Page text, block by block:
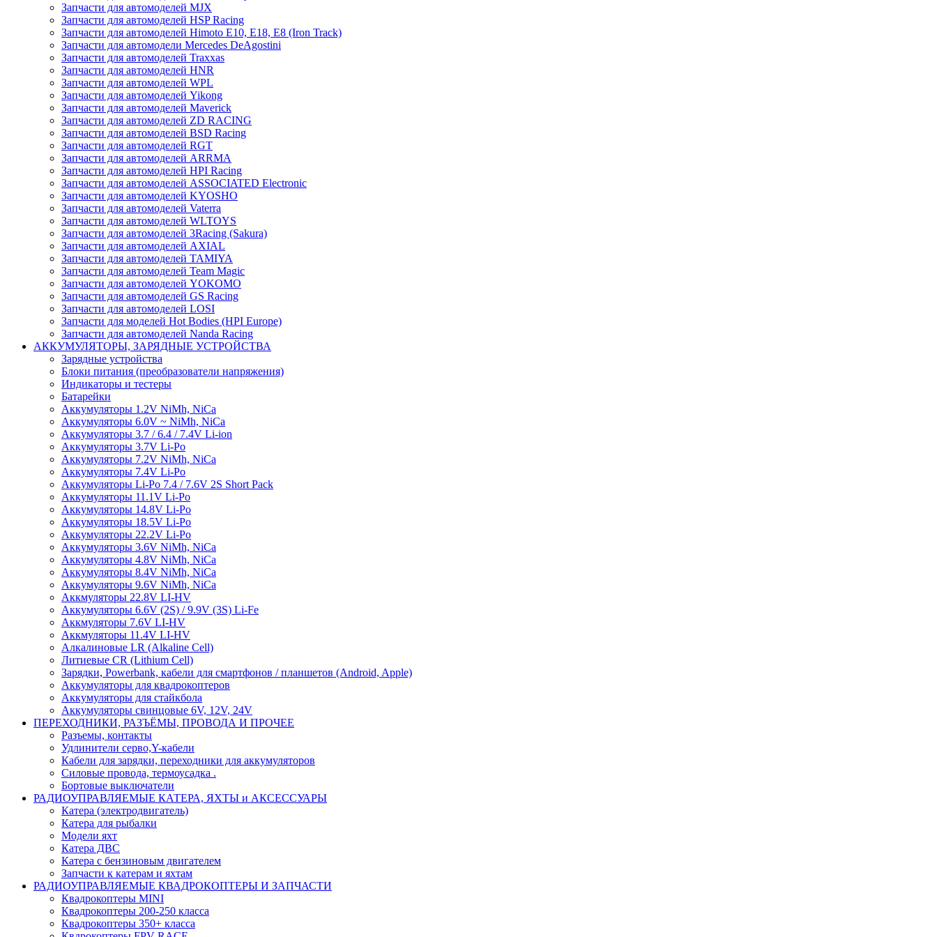
Запчасти для автомоделей MJX
Запчасти для автомоделей HSP Racing
Запчасти для автомоделей Himoto E10, E18, E8 (Iron Track)
Запчасти для автомодели Mercedes DeAgostini
Запчасти для автомоделей Traxxas
Запчасти для автомоделей HNR
Запчасти для автомоделей WPL
Запчасти для автомоделей Yikong
Запчасти для автомоделей Maverick
Запчасти для автомоделей ZD RACING
Запчасти для автомоделей BSD Racing
Запчасти для автомоделей RGT
Запчасти для автомоделей ARRMA
Запчасти для автомоделей HPI Racing
Запчасти для автомоделей ASSOCIATED Electronic
Запчасти для автомоделей KYOSHO
Запчасти для автомоделей Vaterra
Запчасти для автомоделей WLTOYS
Запчасти для автомоделей 3Racing (Sakura)
Запчасти для автомоделей AXIAL
Запчасти для автомоделей TAMIYA
Запчасти для автомоделей Team Magic
Запчасти для автомоделей YOKOMO
Запчасти для автомоделей GS Racing
Запчасти для автомоделей LOSI
Запчасти для моделей Hot Bodies (HPI Europe)
Запчасти для автомоделей Nanda Racing
АККУМУЛЯТОРЫ, ЗАРЯДНЫЕ УСТРОЙСТВА
Зарядные устройства
Блоки питания (преобразователи напряжения)
Индикаторы и тестеры
Батарейки
Аккумуляторы 1.2V NiMh, NiCa
Аккумуляторы 6.0V ~ NiMh, NiCa
Аккумуляторы 3.7 / 6.4 / 7.4V Li-ion
Аккумуляторы 3.7V Li-Po
Аккумуляторы 7.2V NiMh, NiCa
Аккумуляторы 7.4V Li-Po
Аккумуляторы Li-Po 7.4 / 7.6V 2S Short Pack
Аккумуляторы 11.1V Li-Po
Аккумуляторы 14.8V Li-Po
Аккумуляторы 18.5V Li-Po
Аккумуляторы 22.2V Li-Po
Аккумуляторы 3.6V NiMh, NiCa
Аккумуляторы 4.8V NiMh, NiCa
Аккумуляторы 8.4V NiMh, NiCa
Аккумуляторы 9.6V NiMh, NiCa
Аккмуляторы 22.8V LI-HV
Аккумуляторы 6.6V (2S) / 9.9V (3S) Li-Fe
Аккмуляторы 7.6V LI-HV
Аккмуляторы 11.4V LI-HV
Алкалиновые LR (Alkaline Cell)
Литиевые CR (Lithium Сell)
Зарядки, Powerbank, кабели для смартфонов / планшетов (Android, Apple)
Аккумуляторы для квадрокоптеров
Аккумуляторы для стайкбола
Аккумуляторы свинцовые 6V, 12V, 24V
ПЕРЕХОДНИКИ, РАЗЪЁМЫ, ПРОВОДА И ПРОЧЕЕ
Разъемы, контакты
Удлинители серво,Y-кабели
Кабели для зарядки, переходники для аккумуляторов
Силовые провода, термоусадка .
Бортовые выключатели
РАДИОУПРАВЛЯЕМЫЕ КАТЕРА, ЯХТЫ и АКСЕССУАРЫ
Катера (электродвигатель)
Катера для рыбалки
Модели яхт
Катера ДВС
Катера с бензиновым двигателем
Запчасти к катерам и яхтам
РАДИОУПРАВЛЯЕМЫЕ КВАДРОКОПТЕРЫ И ЗАПЧАСТИ
Квадрокоптеры MINI
Квадрокоптеры 200-250 класса
Квадрокоптеры 350+ класса